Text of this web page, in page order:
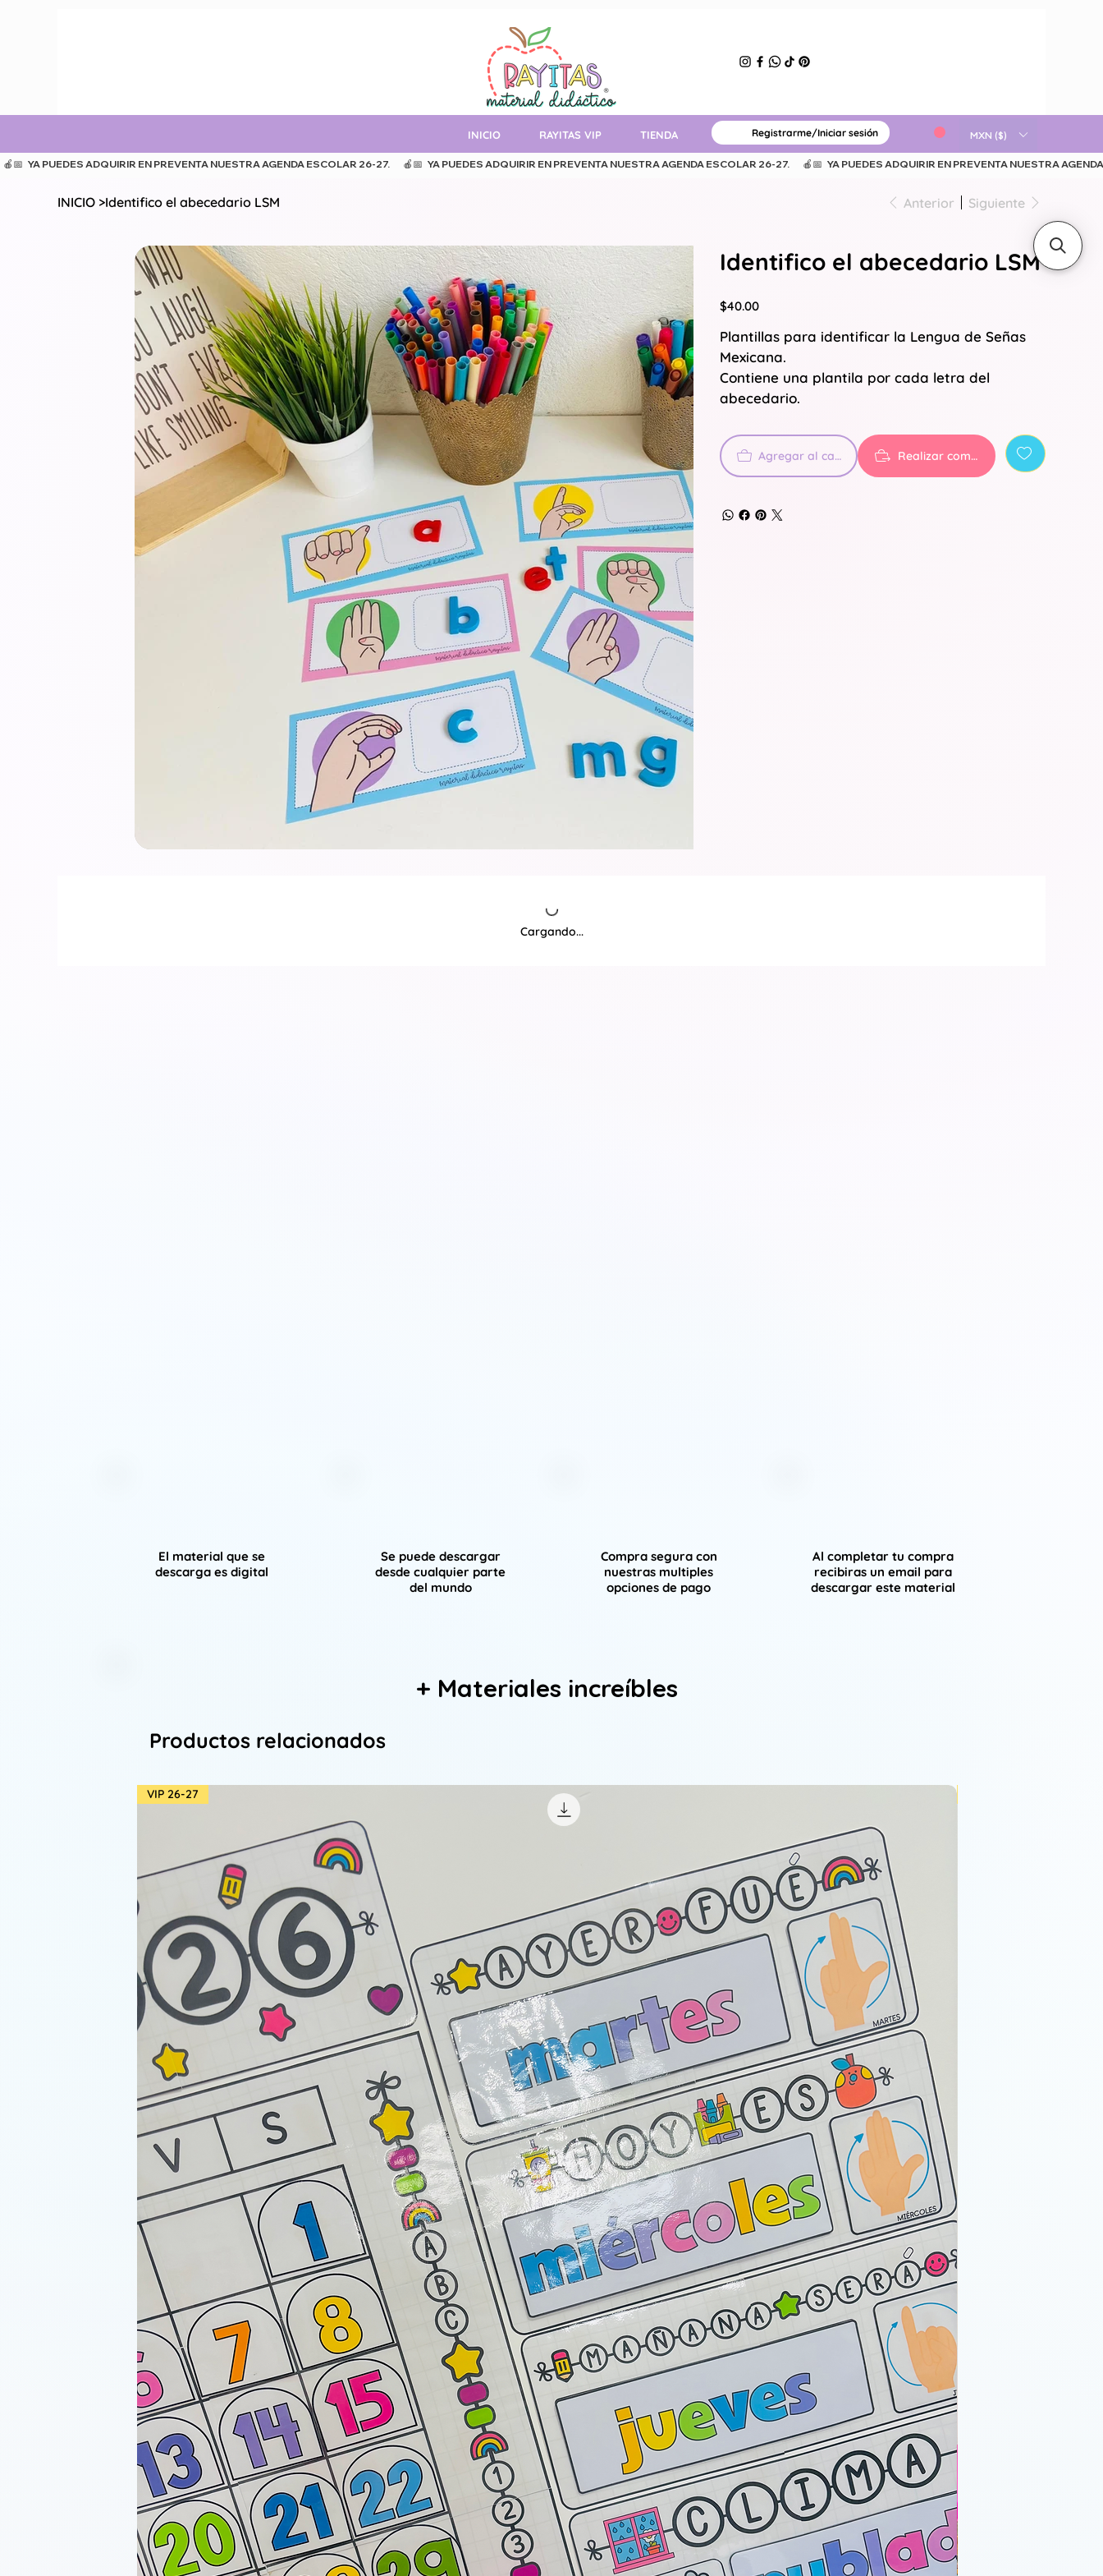
INICIO RAYITAS VIP TIENDA MATERIAL GRATUITO MXN ($)
Registrarme/Iniciar sesión
  🍎📅   YA PUEDES ADQUIRIR EN PREVENTA NUESTRA AGENDA ESCOLAR 26-27.
INICIO >Identifico el abecedario LSM Anterior Siguiente
Identifico el abecedario LSM
Precio
$40.00
Plantillas para identificar la Lengua de Señas
Mexicana.
Contiene una plantila por cada letra del
abecedario.
Agregar al carrito Realizar compra
Cargando...
El material que se
descarga es digital
Se puede descargar
desde cualquier parte
del mundo
Compra segura con
nuestras multiples
opciones de pago
Al completar tu compra
recibiras un email para
descargar este material
+ Materiales increíbles
Productos relacionados
VIP 26-27